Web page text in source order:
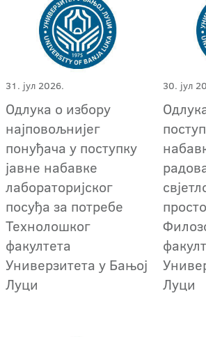
31. јул 2026.
Одлука о избору
најповољнијег
понуђача у поступку
јавне набавке
лабораторијског
посуђа за потребе
Технолошког
факултета
Универзитета у Бањој
Луци
30. јул
Луци